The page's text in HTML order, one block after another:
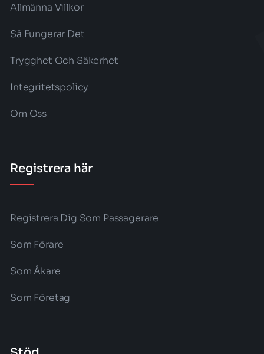
Allmänna Villkor
Så Fungerar Det
Trygghet Och Säkerhet
Integritetspolicy
Om Oss
Registrera här
Registrera Dig Som Passagerare
Som Förare
Som Åkare
Som Företag